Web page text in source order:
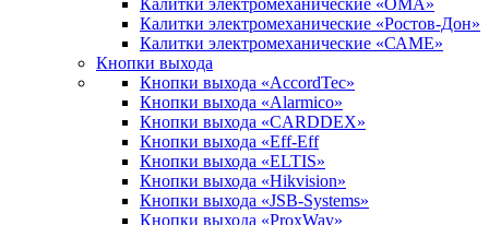
Калитки электромеханические «ОМА»
Калитки электромеханические «Ростов-Дон»
Калитки электромеханические «САМЕ»
Кнопки выхода
Кнопки выхода «AccordTec»
Кнопки выхода «Alarmico»
Кнопки выхода «CARDDEX»
Кнопки выхода «Eff-Eff
Кнопки выхода «ELTIS»
Кнопки выхода «Hikvision»
Кнопки выхода «JSB-Systems»
Кнопки выхода «ProxWay»